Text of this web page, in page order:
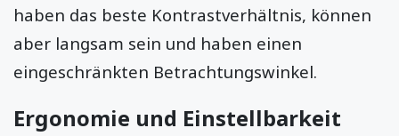
haben das beste Kontrastverhältnis, können
aber langsam sein und haben einen
eingeschränkten Betrachtungswinkel.
Ergonomie und Einstellbarkeit